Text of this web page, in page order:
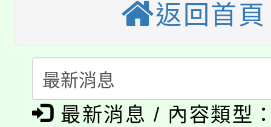
半價優惠，詳情可洽有
者。
份教師增能研習
大溪自造教育及科技
份教師研習
淨零綠生活教案入校路
會
115年食農教育專業人
程
「本色祭」8/29、30在
返回首頁
最新消息 / 內容類型